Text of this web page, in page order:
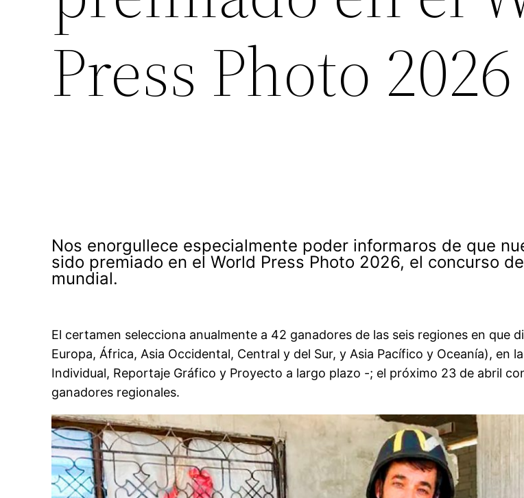
Press Photo 2026
Nos enorgullece especialmente poder informaros de que
sido premiado en el World Press Photo 2026, el concurso
mundial.
El certamen selecciona anualmente a 42 ganadores de las seis regiones en que
Europa, África, Asia Occidental, Central y del Sur, y Asia Pacífico y Oceanía), en
Individual, Reportaje Gráfico y Proyecto a largo plazo -; el próximo 23 de abril
ganadores regionales.